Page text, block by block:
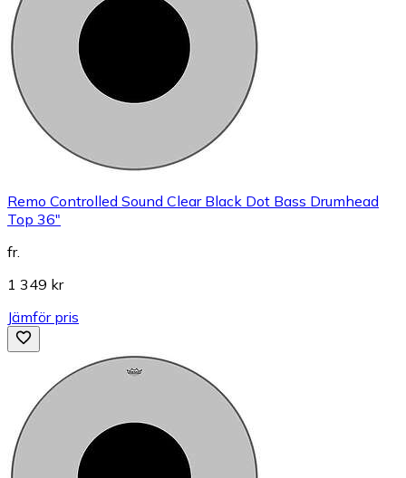
Remo Controlled Sound Clear Black Dot Bass Drumhead
Top 36"
fr.
1 349 kr
Jämför pris